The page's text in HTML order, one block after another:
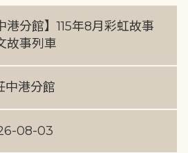
港分館】115年8月彩虹故事
故事列車
中港分館
08-03